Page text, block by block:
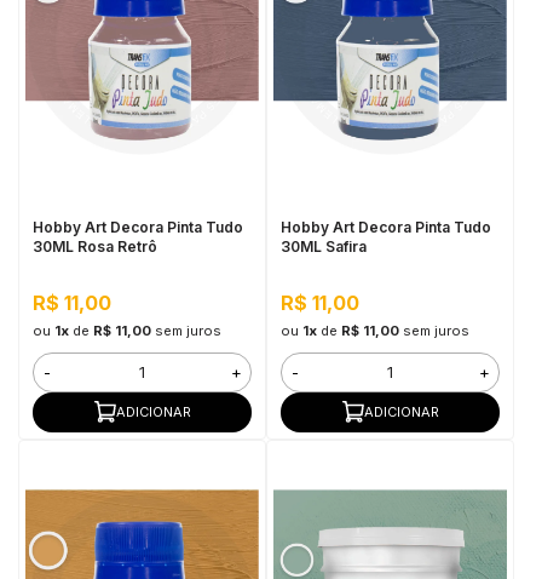
Hobby Art Decora Pinta Tudo
30ML Rosa Retrô
R$ 11,00
ou 1xde R$ 11,00 sem juros
- +
ADICIONAR
Hobby Art Decora Pinta Tudo
30ML Safira
R$ 11,00
ou 1xde R$ 11,00 sem juros
- +
ADICIONAR